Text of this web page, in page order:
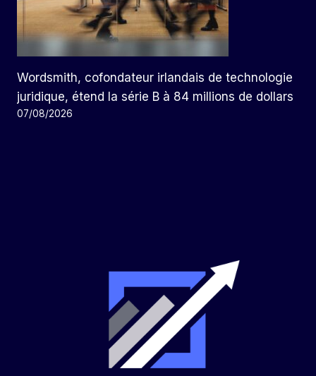
Wordsmith, cofondateur irlandais de technologie
juridique, étend la série B à 84 millions de dollars
07/08/2026